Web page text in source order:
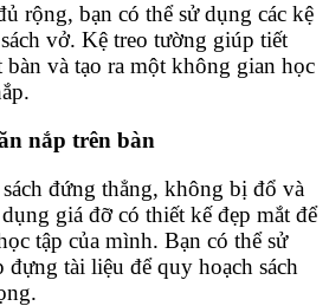
rộng, bạn có thể sử dụng các kệ
vở. Kệ treo tường giúp tiết
và tạo ra một không gian học
nắp trên bàn
đứng thẳng, không bị đổ và
giá đỡ có thiết kế đẹp mắt để
tập của mình. Bạn có thể sử
đựng tài liệu để quy hoạch sách